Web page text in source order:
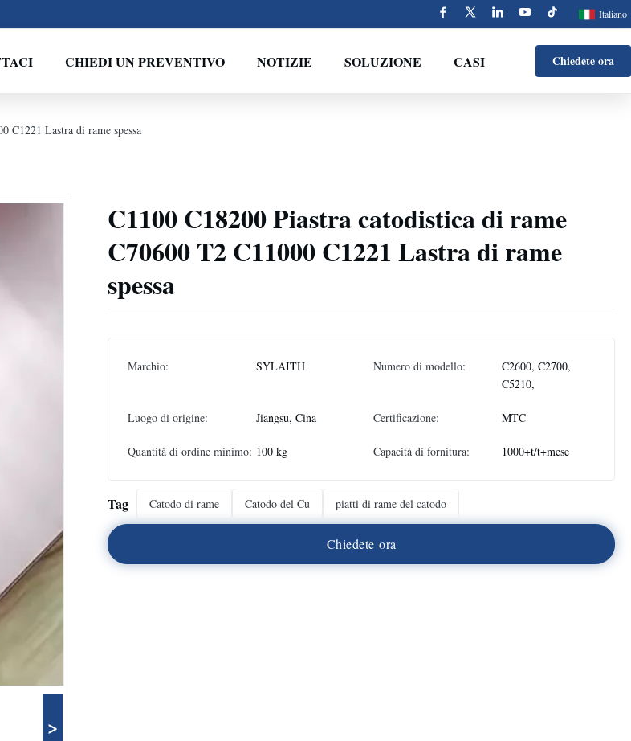
Italiano
CHIEDI UN PREVENTIVO NOTIZIE SOLUZIONE CASI Chiedete ora
C1221 Lastra di rame spessa
>
C1100 C18200 Piastra catodistica di rame
C70600 T2 C11000 C1221 Lastra di rame
spessa
Marchio: SYLAITH Numero di modello:
C2600, C2700,
C5210,
Luogo di origine: Jiangsu, Cina Certificazione: MTC
Quantità di ordine minimo: 100 kg Capacità di fornitura: 1000+t/t+mese
Tag Catodo di rame Catodo del Cu piatti di rame del catodo
Chiedete ora